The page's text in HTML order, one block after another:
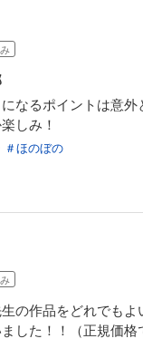
なるポイントは意
しみ！
＃ほのぼの
の作品をどれでも
した！！（正規価格